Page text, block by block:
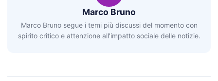
Marco Bruno
Marco Bruno segue i temi più discussi del momento con
spirito critico e attenzione all'impatto sociale delle notizie.